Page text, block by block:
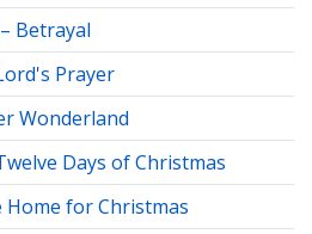
– Betrayal
Prayer
Wonderland
Days of Christmas
Home for Christmas